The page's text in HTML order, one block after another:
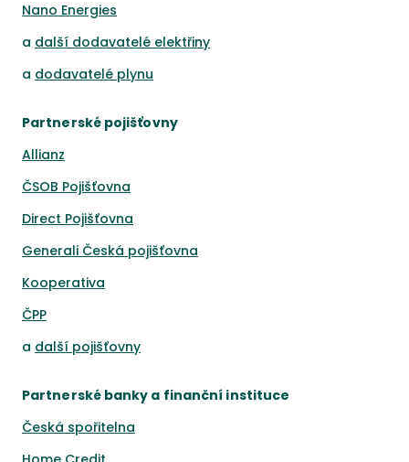
Nano Energies
a další dodavatelé elektřiny
a dodavatelé plynu
Partnerské pojišťovny
Allianz
ČSOB Pojišťovna
Direct Pojišťovna
Generali Česká pojišťovna
Kooperativa
ČPP
a další pojišťovny
Partnerské banky a finanční instituce
Česká spořitelna